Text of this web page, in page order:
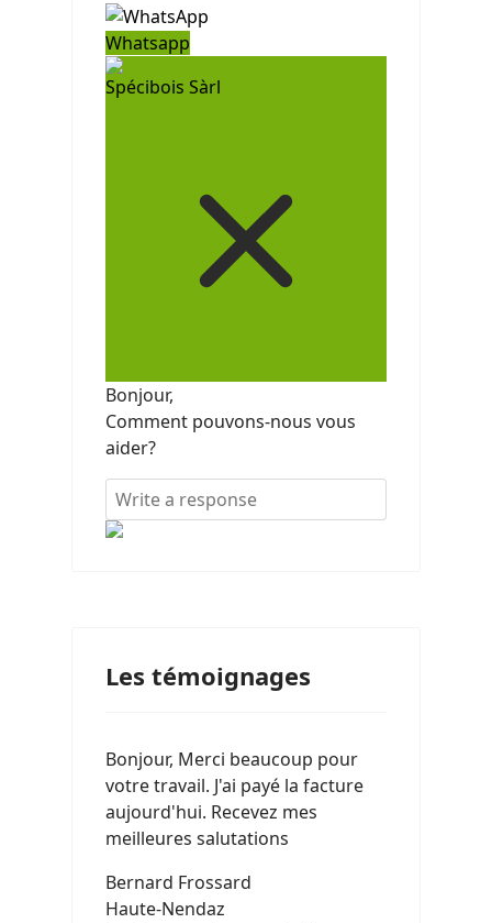
Whatsapp
Spécibois Sàrl
Bonjour,
Comment pouvons-nous vous
aider?
Les témoignages
Bonjour, Merci beaucoup pour
votre travail. J'ai payé la facture
aujourd'hui. Recevez mes
meilleures salutations
Bernard Frossard
Haute-Nendaz